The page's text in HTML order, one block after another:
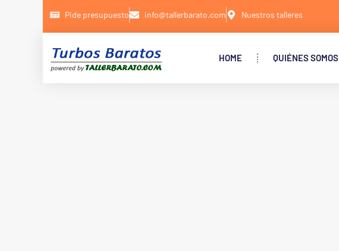
Pide presupuesto info@tallerbarato.com Nuestros talleres
HOME QUIÉNES SOMOS